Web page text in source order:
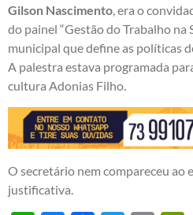
Gilson Nascimento, era o
do painel “Gestão do Trabalho na
municipal que define as políticas
A palestra estava programada
cultura Adonias Filho.
O secretário nem compareceu ao
justificativa.